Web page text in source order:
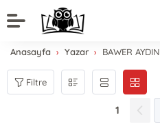
Anasayfa Yazar BAWER AYDIN
Filtre
1